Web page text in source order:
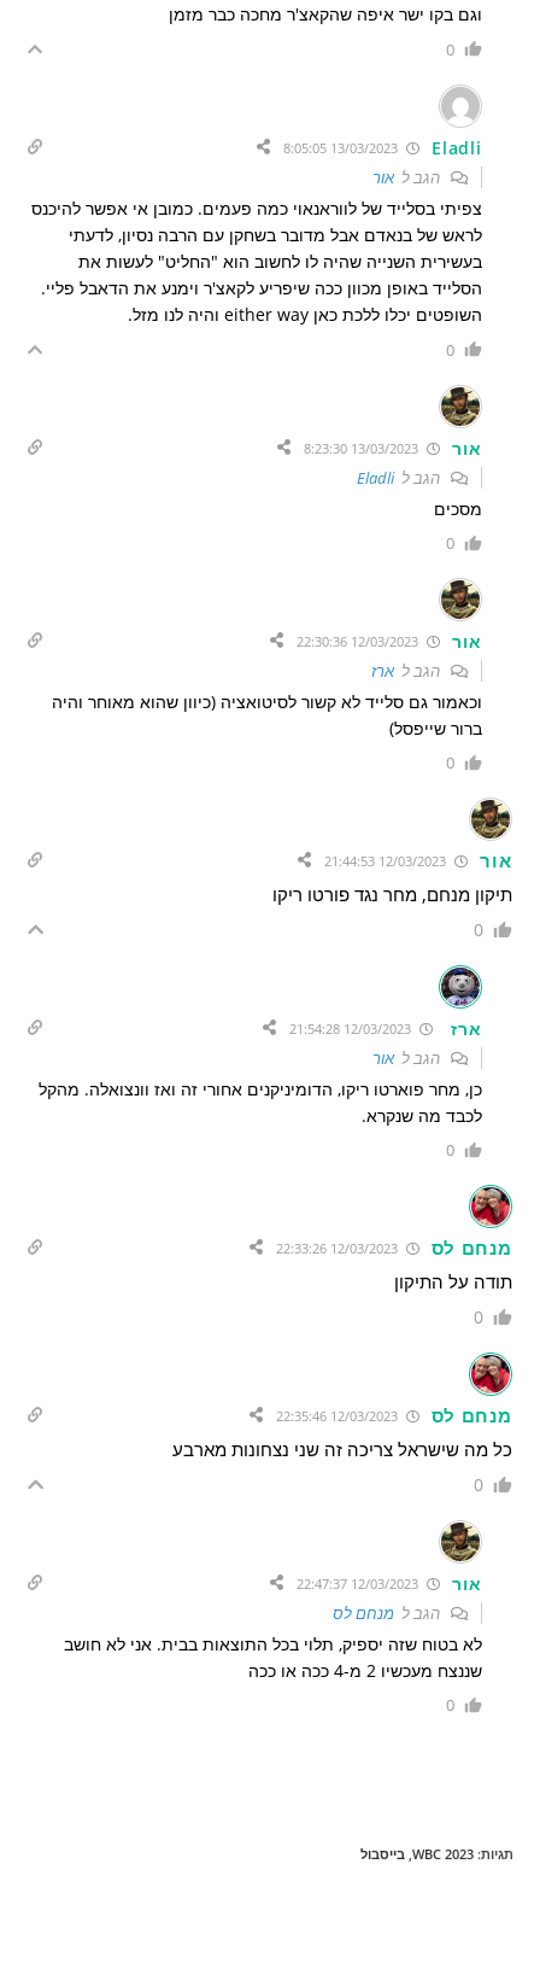
וגם בקו ישר איפה שהקאצ'ר מחכה כבר מזמן
0
Eladli
הגב לאור
צפיתי בסלייד של לווראנאוי כמה פעמים. כמובן אי אפשר להיכנס
לראש של בנאדם אבל מדובר בשחקן עם הרבה נסיון, לדעתי
בעשירית השנייה שהיה לו לחשוב הוא "החליט" לעשות את
הסלייד באופן מכוון ככה שיפריע לקאצ'ר וימנע את הדאבל פליי.
השופטים יכלו ללכת כאן either way והיה לנו מזל.
0
אור
הגב לEladli
מסכים
0
אור
הגב לארז
וכאמור גם סלייד לא קשור לסיטואציה (כיוון שהוא מאוחר והיה
ברור שייפסל)
0
אור
תיקון מנחם, מחר נגד פורטו ריקו
0
ארז
הגב לאור
כן, מחר פוארטו ריקו, הדומיניקנים אחורי זה ואז וונצואלה. מהקל
לכבד מה שנקרא.
0
מנחם לס 12/03/2023 22:33:26
תודה על התיקון
0
מנחם לס 12/03/2023 22:35:46
כל מה שישראל צריכה זה שני נצחונות מארבע
0
אור
הגב למנחם לס
לא בטוח שזה יספיק, תלוי בכל התוצאות בבית. אני לא חושב
שננצח מעכשיו 2 מ-4 ככה או ככה
0
תגיות:
WBC 2023
, בייסבול